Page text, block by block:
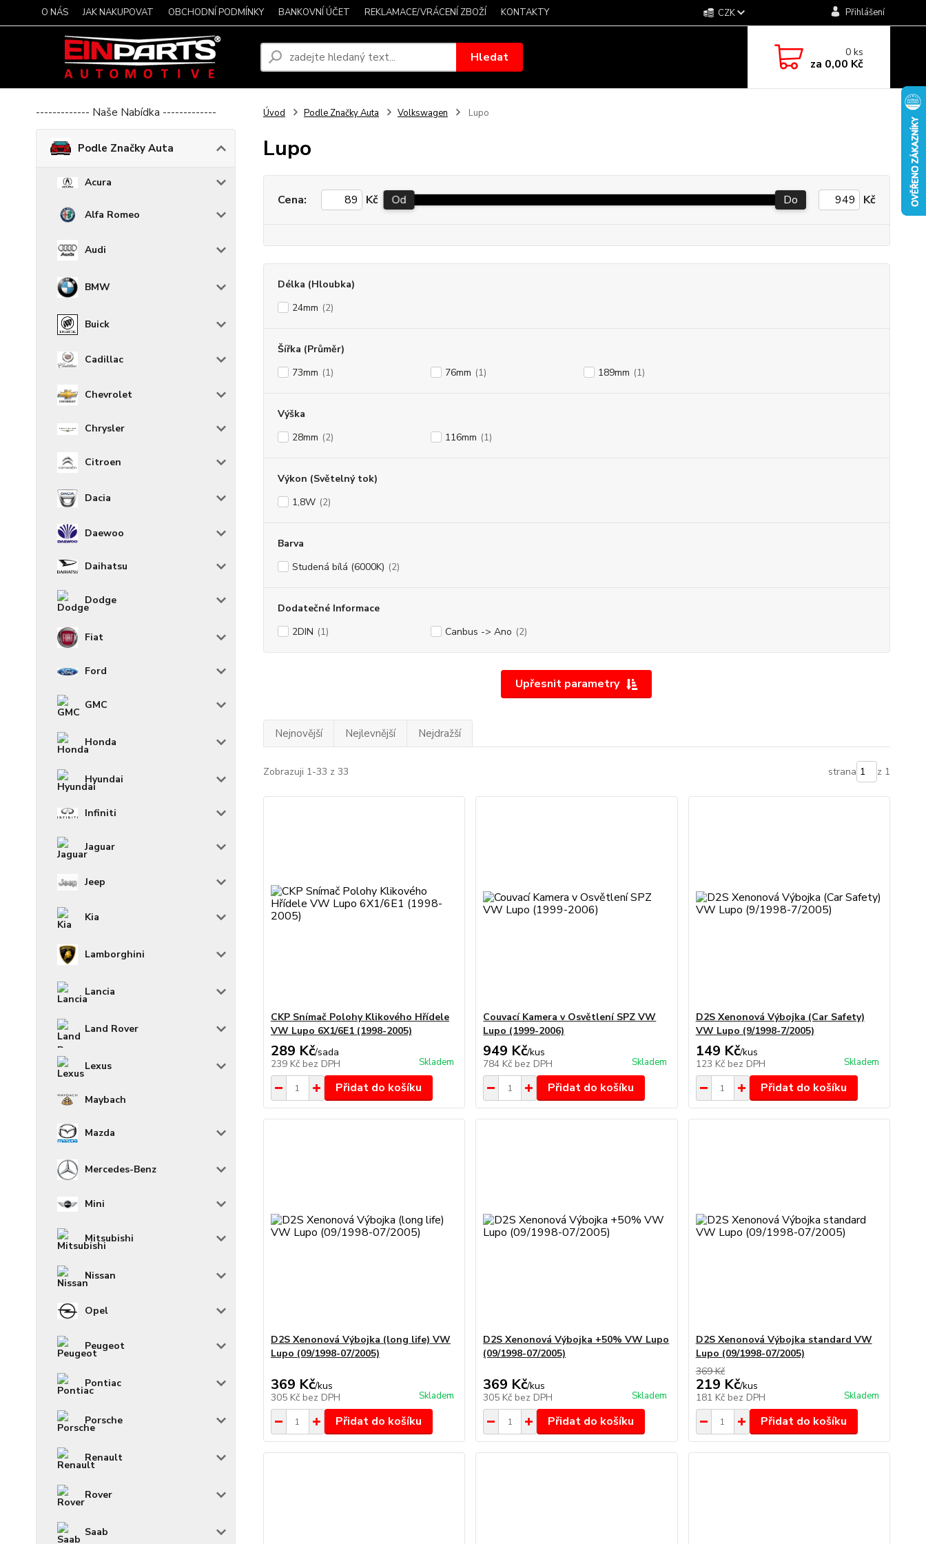
O NÁS JAK NAKUPOVAT OBCHODNÍ PODMÍNKY BANKOVNÍ ÚČET REKLAMACE/VRÁCENÍ ZBOŽÍ KONTAKTY CZK Přihlášení
Hledat 0ks
za 0,00 Kč
------------- Naše Nabídka -------------
Podle Značky Auta
Acura
Alfa Romeo
Audi
BMW
Buick
Cadillac
Chevrolet
Chrysler
Citroen
Dacia
Daewoo
Daihatsu
Dodge
Fiat
Ford
GMC
Honda
Hyundai
Infiniti
Jaguar
Jeep
Kia
Lamborghini
Lancia
Land Rover
Lexus
Maybach
Mazda
Mercedes-Benz
Mini
Mitsubishi
Nissan
Opel
Peugeot
Pontiac
Porsche
Renault
Rover
Saab
Úvod Podle Značky Auta Volkswagen Lupo
Lupo
Upřesnit parametry
Cena: Kč Od Do Kč
Délka (Hloubka)
24mm (2)
Šířka (Průměr)
73mm (1) 76mm (1) 189mm (1)
Výška
28mm (2) 116mm (1)
Výkon (Světelný tok)
1,8W (2)
Barva
Studená bílá (6000K) (2)
Dodatečné Informace
2DIN (1) Canbus -> Ano (2)
Nejnovější Nejlevnější Nejdražší
Zobrazuji 1-33 z 33 strana z 1
CKP Snímač Polohy Klikového Hřídele
VW Lupo 6X1/6E1 (1998-2005)
289 Kč/sada
239 Kč bez DPH Skladem
Přidat do košíku
Couvací Kamera v Osvětlení SPZ VW
Lupo (1999-2006)
949 Kč/kus
784 Kč bez DPH Skladem
Přidat do košíku
D2S Xenonová Výbojka (Car Safety)
VW Lupo (9/1998-7/2005)
149 Kč/kus
123 Kč bez DPH Skladem
Přidat do košíku
D2S Xenonová Výbojka (long life) VW
Lupo (09/1998-07/2005)
369 Kč/kus
305 Kč bez DPH Skladem
Přidat do košíku
D2S Xenonová Výbojka +50% VW Lupo
(09/1998-07/2005)
369 Kč/kus
305 Kč bez DPH Skladem
Přidat do košíku
D2S Xenonová Výbojka standard VW
Lupo (09/1998-07/2005)
369 Kč
219 Kč/kus
181 Kč bez DPH Skladem
Přidat do košíku